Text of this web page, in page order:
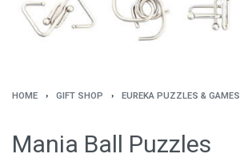
HOME › GIFT SHOP › EUREKA PUZZLES & GAMES
Mania Ball Puzzles